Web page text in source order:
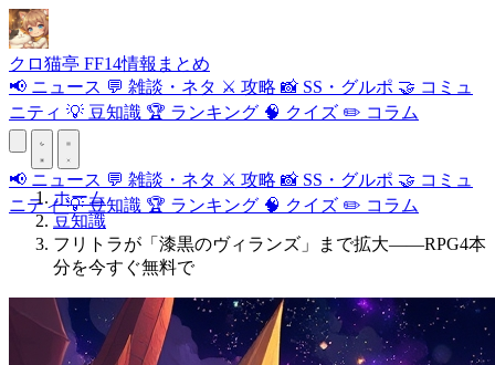
クロ猫亭 FF14情報まとめ
📢 ニュース 💬 雑談・ネタ ⚔️ 攻略 📸 SS・グルポ 🤝 コミュ
ニティ 💡 豆知識 🏆 ランキング 🧠 クイズ ✏️ コラム
📢 ニュース 💬 雑談・ネタ ⚔️ 攻略 📸 SS・グルポ 🤝 コミュ
ニティ💡豆知識 🏆 ランキング 🧠 クイズ ✏️ コラム
ホーム
豆知識
フリトラが「漆黒のヴィランズ」まで拡大——RPG4本
分を今すぐ無料で